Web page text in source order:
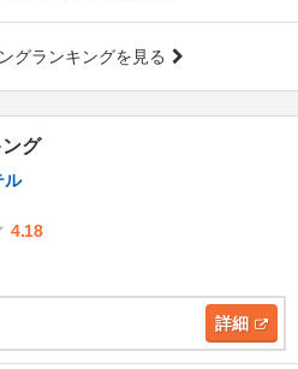
グランキングを見る
グ
ル
4.18
詳細